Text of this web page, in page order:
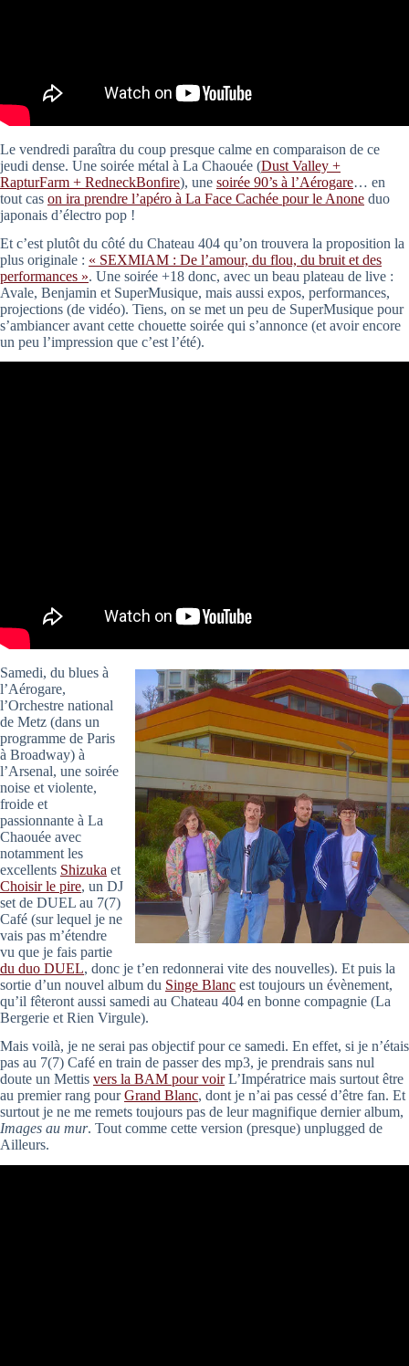
Le vendredi paraîtra du coup presque calme en comparaison de ce
jeudi dense. Une soirée métal à La Chaouée (Dust Valley +
RapturFarm + RedneckBonfire), une soirée 90’s à l’Aérogare… en
tout cas on ira prendre l’apéro à La Face Cachée pour le Anone duo
japonais d’électro pop !
Et c’est plutôt du côté du Chateau 404 qu’on trouvera la proposition la
plus originale : « SEXMIAM : De l’amour, du flou, du bruit et des
performances ». Une soirée +18 donc, avec un beau plateau de live :
Avale, Benjamin et SuperMusique, mais aussi expos, performances,
projections (de vidéo). Tiens, on se met un peu de SuperMusique pour
s’ambiancer avant cette chouette soirée qui s’annonce (et avoir encore
un peu l’impression que c’est l’été).
Samedi, du blues à
l’Aérogare,
l’Orchestre national
de Metz (dans un
programme de Paris
à Broadway) à
l’Arsenal, une soirée
noise et violente,
froide et
passionnante à La
Chaouée avec
notamment les
excellents Shizuka et
Choisir le pire, un DJ
set de DUEL au 7(7)
Café (sur lequel je ne
vais pas m’étendre
vu que je fais partie
du duo DUEL, donc je t’en redonnerai vite des nouvelles). Et puis la
sortie d’un nouvel album du Singe Blanc est toujours un évènement,
qu’il fêteront aussi samedi au Chateau 404 en bonne compagnie (La
Bergerie et Rien Virgule).
Mais voilà, je ne serai pas objectif pour ce samedi. En effet, si je n’étais
pas au 7(7) Café en train de passer des mp3, je prendrais sans nul
doute un Mettis vers la BAM pour voirL’Impératrice mais surtout être
au premier rang pourGrand Blanc, dont je n’ai pas cessé d’être fan. Et
surtout je ne me remets toujours pas de leur magnifique dernier album,
Images au mur. Tout comme cette version (presque) unplugged de
Ailleurs.